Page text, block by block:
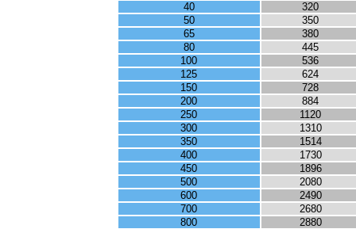
40
320
50
350
65
380
80
445
100
536
125
624
150
728
200
884
250
1120
300
1310
350
1514
400
1730
450
1896
500
2080
600
2490
700
2680
800
2880